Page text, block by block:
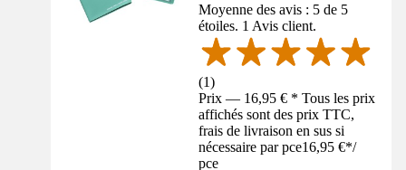
Moyenne des avis : 5 de 5
étoiles. 1 Avis client.
(1)
Prix — 16,95 € * Tous les prix
affichés sont des prix TTC,
frais de livraison en sus si
nécessaire par pce16,95 €*/
pce